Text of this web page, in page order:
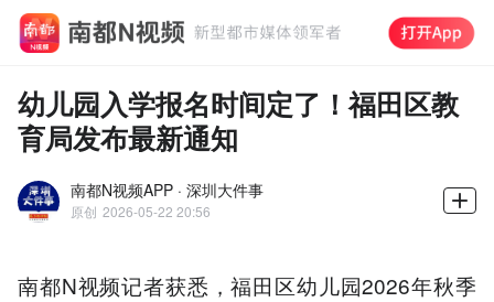
幼儿园入学报名时间定了！福田区教
育局发布最新通知
南都N视频APP · 深圳大件事
原创 2026-05-22 20:56
南都N视频记者获悉，福田区幼儿园2026年秋季